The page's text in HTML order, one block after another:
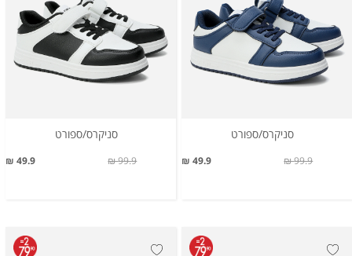
סניקרס/ספורט
49.9 ₪ 99.9 ₪
סניקרס/ספורט
49.9 ₪ 99.9 ₪